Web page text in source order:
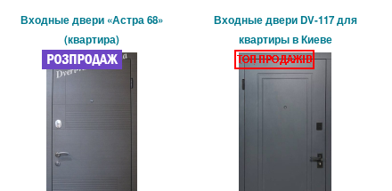
Входные двери «Астра 68»
(квартира)
Входные двери DV-117 для
квартиры в Киеве